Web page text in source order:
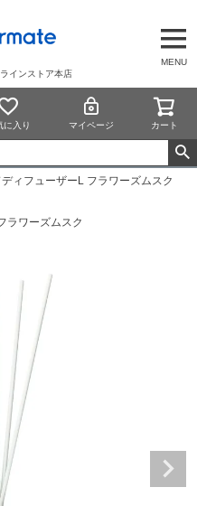
MENU
インストア本店
に入り マイページ カート
ィフューザーL フラワーズムスク
ラワーズムスク